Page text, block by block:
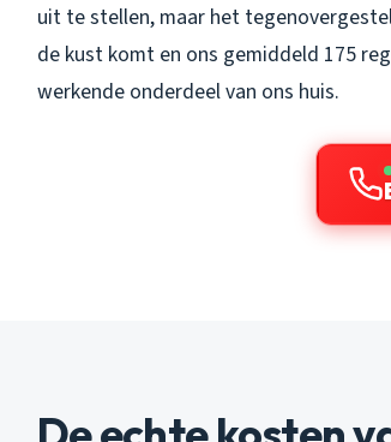
uit te stellen, maar het
de kust komt en ons gemiddeld 175
werkende onderdeel van ons huis.